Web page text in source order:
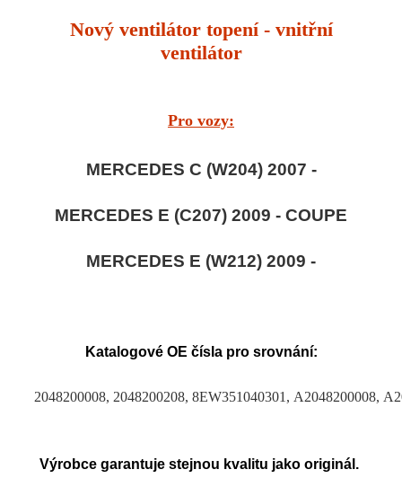
Nový ventilátor topení - vnitřní
ventilátor
Pro vozy:
MERCEDES C (W204) 2007 -
MERCEDES E (C207) 2009 - COUPE
MERCEDES E (W212) 2009 -
Katalogové OE čísla pro srovnání:
2048200008, 2048200208, 8EW351040301, A2048200008,
Výrobce garantuje stejnou kvalitu jako originál.